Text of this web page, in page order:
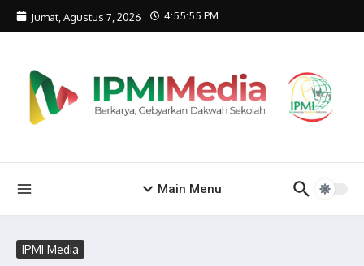
Lewati ke konten
Jumat, Agustus 7, 2026 4:55:55 PM
Main Menu
IPMI Media